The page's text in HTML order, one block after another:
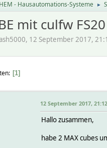
- Hausautomations-Systeme ►
mit culfw
12 September 2017,
1
12 September 2017,
Hallo zusammen,
habe 2 MAX cubes